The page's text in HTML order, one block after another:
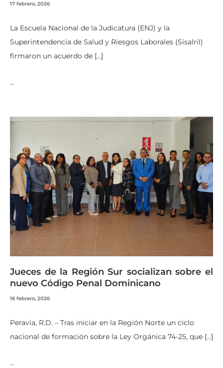
17 febrero, 2026
La Escuela Nacional de la Judicatura (ENJ) y la
Superintendencia de Salud y Riesgos Laborales (Sisalril)
firmaron un acuerdo de […]
…
Jueces de la Región Sur socializan sobre el
nuevo Código Penal Dominicano
16 febrero, 2026
Peravia, R.D. – Tras iniciar en la Región Norte un ciclo
nacional de formación sobre la Ley Orgánica 74-25, que […]
…